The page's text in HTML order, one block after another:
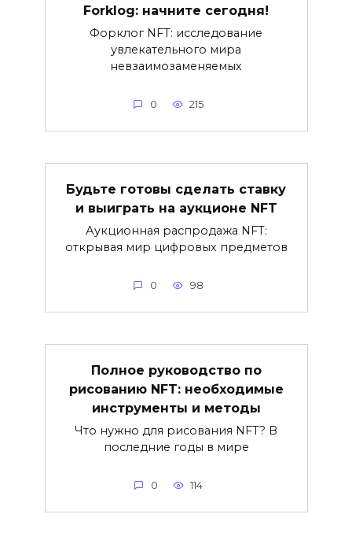
Forklog: начните сегодня!
Форклог NFT: исследование
увлекательного мира
невзаимозаменяемых
0 215
Будьте готовы сделать ставку
и выиграть на аукционе NFT
Аукционная распродажа NFT:
открывая мир цифровых предметов
0 98
Полное руководство по
рисованию NFT: необходимые
инструменты и методы
Что нужно для рисования NFT? В
последние годы в мире
0 114